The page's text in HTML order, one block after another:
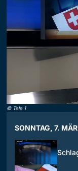
© Tele 1
SONNTAG, 7.